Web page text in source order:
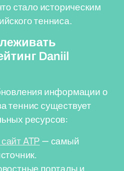
стало историческим
тенниса.
Daniil
информации о
теннис существует
ресурсов:
ATP— самый